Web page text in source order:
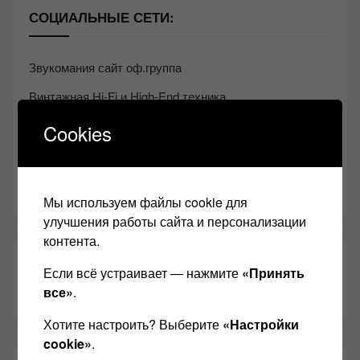
СОЦИАЛЬНЫЕ СЕТИ:
Звукомания сайт оф.группа
Винтажная Hi-Fi и High-End техника
Контакт
ТАКЖЕ ЧИТАЕМ:
Cookies
Мы используем файлы cookie для
улучшения работы сайта и персонализации
контента.
Если всё устраивает — нажмите «Принять
все».
Хотите настроить? Выберите «Настройки
cookie».